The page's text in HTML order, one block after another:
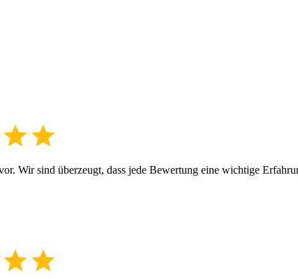
Wir sind überzeugt, dass jede Bewertung eine wichtige